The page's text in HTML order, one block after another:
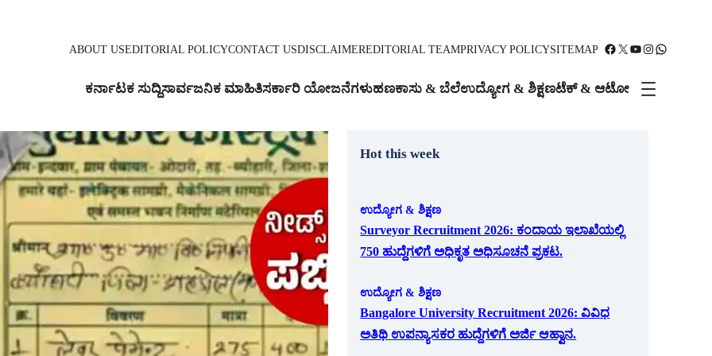
ABOUT USEDITORIAL POLICYCONTACT USDISCLAIMEREDITORIAL TEAMPRIVACY POLICYSITEMAP Facebook X YouTube Instagram WhatsApp
ಕರ್ನಾಟಕ ಸುದ್ದಿಸಾರ್ವಜನಿಕ ಮಾಹಿತಿಸರ್ಕಾರಿ ಯೋಜನೆಗಳುಹಣಕಾಸು & ಬೆಲೆಉದ್ಯೋಗ & ಶಿಕ್ಷಣಟೆಕ್ & ಆಟೋ
Hot this week
ಉದ್ಯೋಗ & ಶಿಕ್ಷಣ
Surveyor Recruitment 2026: ಕಂದಾಯ ಇಲಾಖೆಯಲ್ಲಿ
750 ಹುದ್ದೆಗಳಿಗೆ ಅಧಿಕೃತ ಅಧಿಸೂಚನೆ ಪ್ರಕಟ.
ಉದ್ಯೋಗ & ಶಿಕ್ಷಣ
Bangalore University Recruitment 2026: ವಿವಿಧ
ಅತಿಥಿ ಉಪನ್ಯಾಸಕರ ಹುದ್ದೆಗಳಿಗೆ ಅರ್ಜಿ ಆಹ್ವಾನ.